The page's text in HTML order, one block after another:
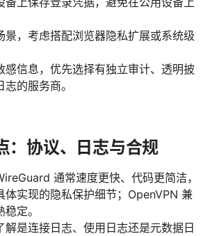
景，考虑搭配浏览器隐私扩展或系统级
感信息，优先选择有独立审计、透明披
的服务商。
：协议、日志与合规
通常速度更快、代码更简洁，
体实现的隐私保护细节；OpenVPN 兼
定。
解是连接日志、使用日志还是元数据日